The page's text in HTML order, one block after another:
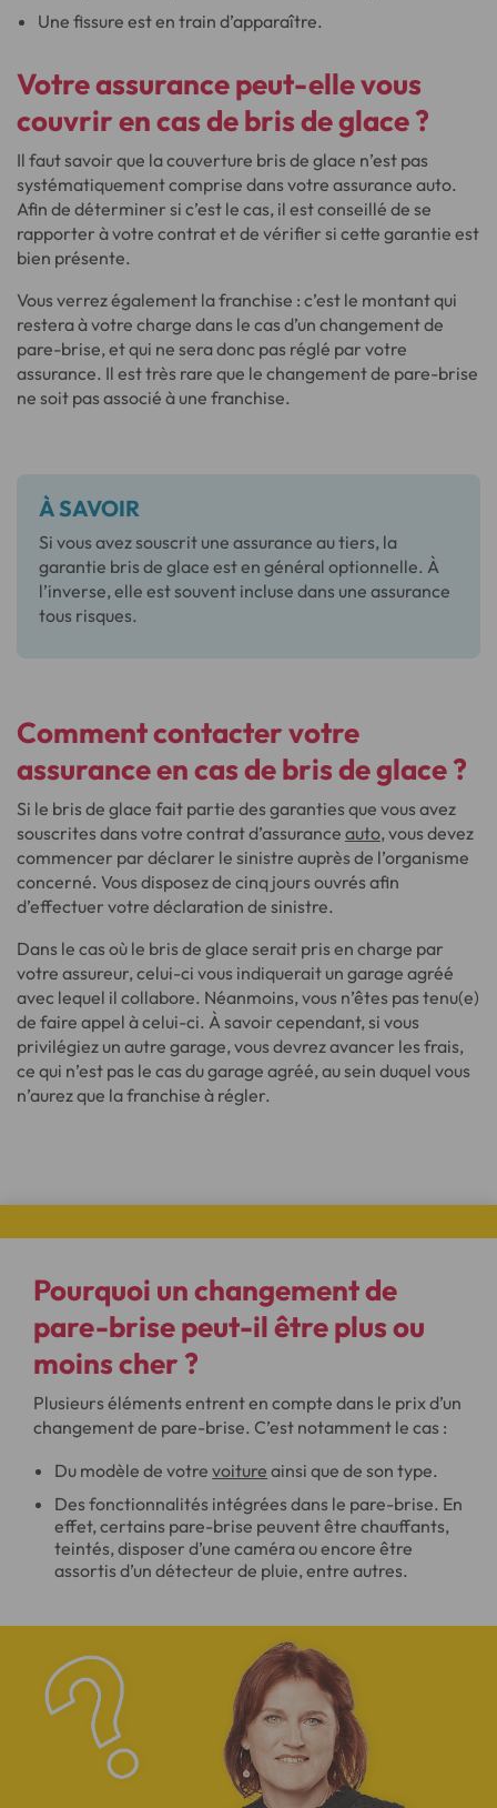
Une fissure est en train d’apparaître.
Votre assurance peut-elle vous
couvrir en cas de bris de glace ?
Il faut savoir que la couverture bris de glace n’est pas
systématiquement comprise dans votre assurance auto.
Afin de déterminer si c’est le cas, il est conseillé de se
rapporter à votre contrat et de vérifier si cette garantie est
bien présente.
Vous verrez également la franchise : c’est le montant qui
restera à votre charge dans le cas d’un changement de
pare-brise, et qui ne sera donc pas réglé par votre
assurance. Il est très rare que le changement de pare-brise
ne soit pas associé à une franchise.
À SAVOIR
Si vous avez souscrit une assurance au tiers, la
garantie bris de glace est en général optionnelle. À
l’inverse, elle est souvent incluse dans une assurance
tous risques.
Comment contacter votre
assurance en cas de bris de glace ?
Si le bris de glace fait partie des garanties que vous avez
souscrites dans votre contrat d’assurance auto, vous devez
commencer par déclarer le sinistre auprès de l’organisme
concerné. Vous disposez de cinq jours ouvrés afin
d’effectuer votre déclaration de sinistre.
Dans le cas où le bris de glace serait pris en charge par
votre assureur, celui-ci vous indiquerait un garage agréé
avec lequel il collabore. Néanmoins, vous n’êtes pas tenu(e)
de faire appel à celui-ci. À savoir cependant, si vous
privilégiez un autre garage, vous devrez avancer les frais,
ce qui n’est pas le cas du garage agréé, au sein duquel vous
n’aurez que la franchise à régler.
Pourquoi un changement de
pare-brise peut-il être plus ou
moins cher ?
Plusieurs éléments entrent en compte dans le prix d’un
changement de pare-brise. C’est notamment le cas :
Du modèle de votrevoiture ainsi que de son type.
Des fonctionnalités intégrées dans le pare-brise. En
effet, certains pare-brise peuvent être chauffants,
teintés, disposer d’une caméra ou encore être
assortis d’un détecteur de pluie, entre autres.